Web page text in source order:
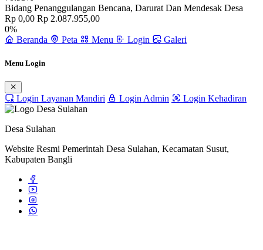
Bidang Penanggulangan Bencana, Darurat Dan Mendesak Desa
Rp 0,00 Rp 2.087.955,00
0%
Beranda
Peta Menu Login Galeri
Menu Login
Login Layanan Mandiri Login Admin Login Kehadiran
Desa Sulahan
Website Resmi Pemerintah Desa Sulahan, Kecamatan Susut,
Kabupaten Bangli